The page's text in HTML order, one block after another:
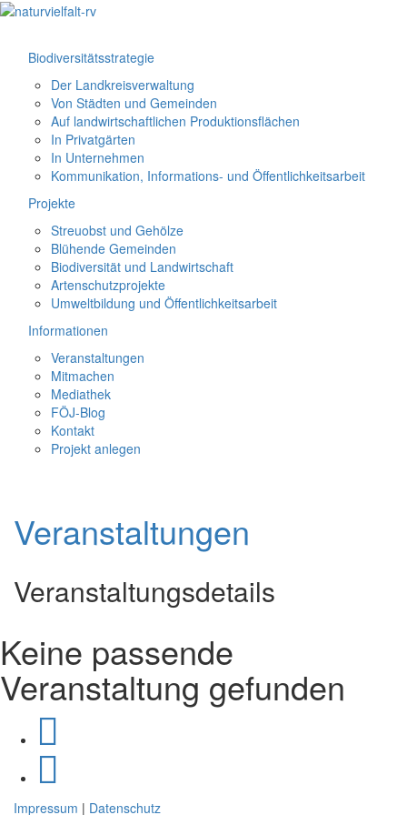
Biodiversitätsstrategie
Der Landkreisverwaltung
Von Städten und Gemeinden
Auf landwirtschaftlichen Produktionsflächen
In Privatgärten
In Unternehmen
Kommunikation, Informations- und Öffentlichkeitsarbeit
Projekte
Streuobst und Gehölze
Blühende Gemeinden
Biodiversität und Landwirtschaft
Artenschutzprojekte
Umweltbildung und Öffentlichkeitsarbeit
Informationen
Veranstaltungen
Mitmachen
Mediathek
FÖJ-Blog
Kontakt
Projekt anlegen
Veranstaltungen
Veranstaltungsdetails
Keine passende
Veranstaltung gefunden
Impressum | Datenschutz